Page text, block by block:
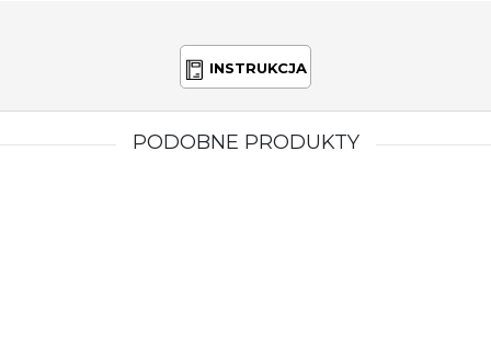
INSTRUKCJA
PODOBNE PRODUKTY